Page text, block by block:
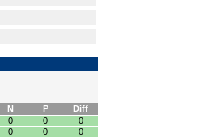
N P
Diff
0 0
0
0 0
0